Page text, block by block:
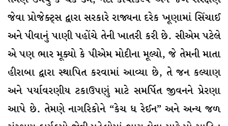
જેવા પ્રોજેક્ટ્સ દ્વારા સરકારે રાજ્યના દરેક ખૂણામાં સિંચાઈ
અને પીવાનું પાણી પહોંચે તેની ખાતરી કરી છે. સીએમ પટેલે
એ પણ ભાર મૂક્યો કે પીએમ મોદીના મૂલ્યો, જે તેમની માતા
હીરાબા દ્વારા સ્થાપિત કરવામાં આવ્યા છે, તે જન કલ્યાણ
અને પર્યાવરણીય ટકાઉપણું માટે સમર્પિત જીવનને પ્રેરણા
આપે છે. તેમણે નાગરિકોને “કેચ ધ રેઈન” અને અન્ય જળ